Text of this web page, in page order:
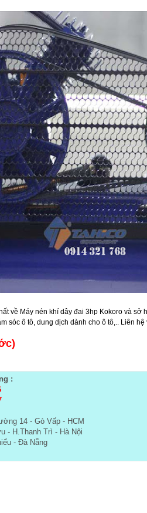
về Máy nén khí dây đai 3hp Kokoro và
sóc ô tô, dung dịch dành cho ô tô,.. Liên
:
14 - Gò Vấp - HCM
- H.Thanh Trì - Hà Nội
- Đà Nẵng